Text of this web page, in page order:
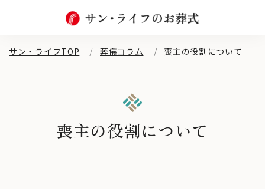
サン・ライフTOP 葬儀コラム 喪主の役割について
喪主の役割について